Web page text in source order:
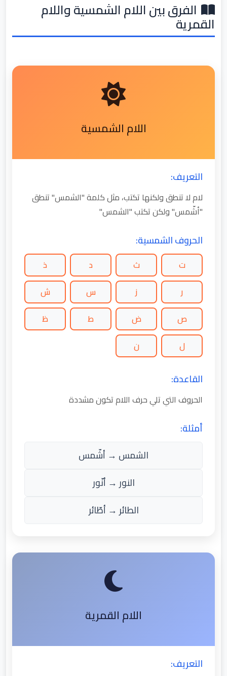
الفرق بين اللام الشمسية واللام
القمرية
اللام الشمسية
التعريف:
لام لا تنطق ولكنها تكتب، مثل كلمة "الشمس" تنطق
"أشّمس" ولكن تكتب "الشمس"
الحروف الشمسية:
ت ث د
ذ
ر
ز س
ش
ص
ض ط
ظ
ل
ن
القاعدة:
الحروف التي تلي حرف اللام تكون مشددة
أمثلة:
الشمس → أشّمس
النور → أنّور
الطائر → أطّائر
اللام القمرية
التعريف: